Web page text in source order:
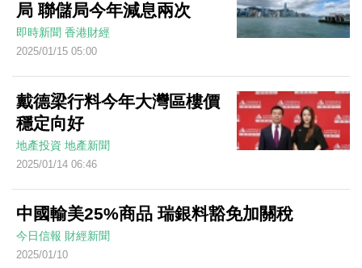
局 聯儲局今年減息兩次
即時新聞 香港財經
2025/01/15 05:00
戴德梁行料今年大灣區樓價
穩定向好
地產投資 地產新聞
2025/01/14 06:46
中國輸美25%商品 瑞銀料豁免加關稅
今日信報 財經新聞
2025/01/10